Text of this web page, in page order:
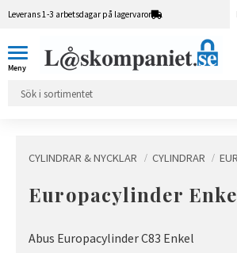
Leverans 1-3 arbetsdagar på lagervaror
CYLINDRAR & NYCKLAR CYLINDRAR
Europacylinder
Abus Europacylinder C83 Enkel